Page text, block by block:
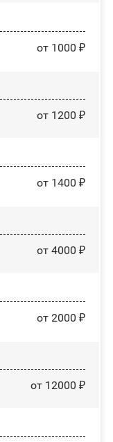
от 1000 ₽
от 1200 ₽
от 1400 ₽
от 4000 ₽
от 2000 ₽
от 12000 ₽